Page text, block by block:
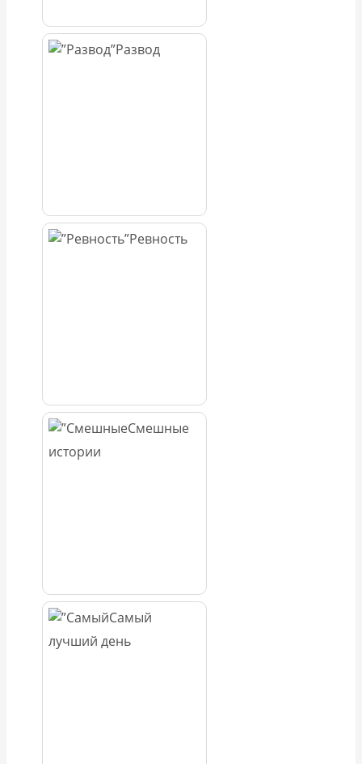
Развод
Ревность
Смешные
истории
Самый
лучший день